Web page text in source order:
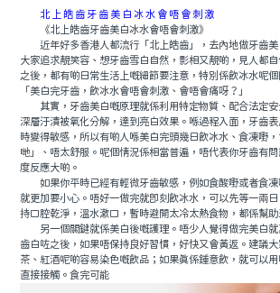
北上皓齒牙齒美白冰水會唔會刺激
《北上皓齒牙齒美白冰水會唔會刺激》
近年好多香港人都流行「北上皓齒」，去內地做牙齒美
大家追求靚笑容、想牙齒雪白自然，影相又靚啲，見人都
之後，都有啲日常生活上嘅細節要注意，特別係飲冰水呢個
「美白完牙齒，飲冰水會唔會刺激、會唔會痛呀？」
其實，牙齒美白嘅原理就係利用特定物質、配合法定安
深層汙漬被氧化分解，達到亮白效果。喺過程入面，牙齒
時變得敏感，所以有啲人喺美白完頭幾日飲冰水、食凍嘢
哋」、唔太舒服。呢個情況係相當普遍，唔代表你牙齒有
度反應大啲。
如果你平時已經有輕微牙齒敏感，例如食酸嘢或者食凍
就更加要小心。唔好一做完就即刻飲冰水，可以先等一兩
持口腔乾淨，溫水漱口，暫時避開太冷太熱食物，都係幫助
另一個關鍵就係美白後嘅護理。唔少人覺得做完美白就
齒白咗之後，如果唔保持良好習慣，好快又會黃返。建議大
茶、紅酒呢啲容易染色嘅飲品；如果真係鍾意飲，就可以
直接接觸。食完可能